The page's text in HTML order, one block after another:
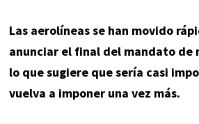
Las aerolíneas se han movido
anunciar el final del mandato de
lo que sugiere que sería casi
vuelva a imponer una vez más.